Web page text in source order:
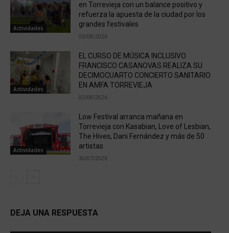
Actividades
en Torrevieja con un balance positivo y
refuerza la apuesta de la ciudad por los
grandes festivales
03/08/2026
Actividades
EL CURSO DE MÚSICA INCLUSIVO
FRANCISCO CASANOVAS REALIZA SU
DECIMOCUARTO CONCIERTO SANITARIO
EN AMFA TORREVIEJA
03/08/2026
Actividades
Low Festival arranca mañana en
Torrevieja con Kasabian, Love of Lesbian,
The Hives, Dani Fernández y más de 50
artistas
30/07/2026
DEJA UNA RESPUESTA